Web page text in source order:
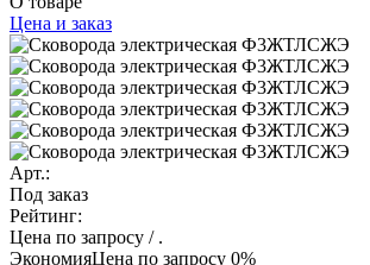
Цена и заказ
Арт.:
Под заказ
Рейтинг:
Цена по запросу / .
ЭкономияЦена по запросу 0%